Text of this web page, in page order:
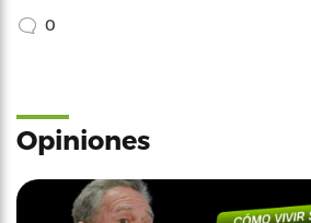
0
Opiniones